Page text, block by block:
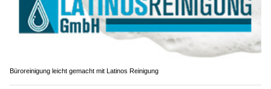
Büroreinigung leicht gemacht mit Latinos Reinigung